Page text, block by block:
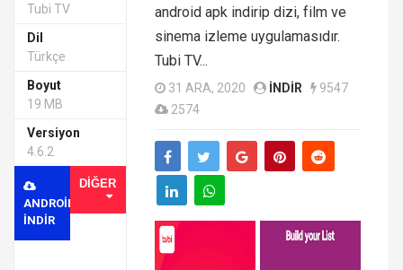
Tubi TV
Dil
Türkçe
Boyut
19 MB
Versiyon
4.6.2
ANDROID
INDIR
DIĞER
android apk indirip dizi, film ve
sinema izleme uygulamasıdır.
Tubi TV...
31 ARA, 2020 INDIR
9547
2574